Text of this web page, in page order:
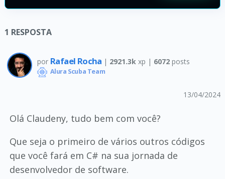
1 RESPOSTA
por Rafael Rocha | 2921.3k xp | 6072 posts
Alura Scuba Team
13/04/2024
Olá Claudeny, tudo bem com você?
Que seja o primeiro de vários outros códigos
que você fará em C# na sua jornada de
desenvolvedor de software.